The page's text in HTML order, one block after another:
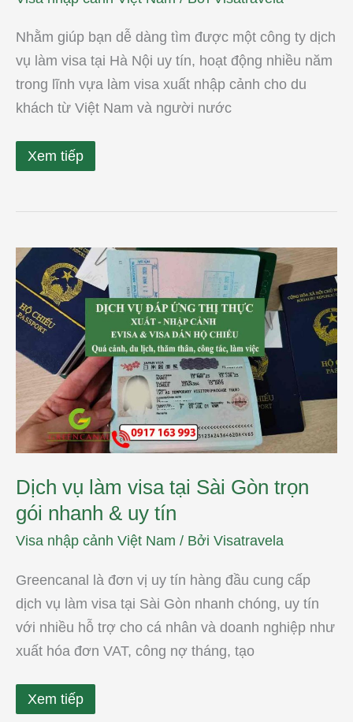
Nhằm giúp bạn dễ dàng tìm được một công ty dịch
vụ làm visa tại Hà Nội uy tín, hoạt động nhiều năm
trong lĩnh vựa làm visa xuất nhập cảnh cho du
khách từ Việt Nam và người nước
Xem tiếp
Dịch vụ làm visa tại Sài Gòn trọn
gói nhanh & uy tín
Visa nhập cảnh Việt Nam / Bởi Visatravela
Greencanal là đơn vị uy tín hàng đầu cung cấp
dịch vụ làm visa tại Sài Gòn nhanh chóng, uy tín
với nhiều hỗ trợ cho cá nhân và doanh nghiệp như
xuất hóa đơn VAT, công nợ tháng, tạo
Dịch
làm
visa
tại
Sài
Gòn
trọn
gói
nhanh
&
uy
tín
Xem tiếp